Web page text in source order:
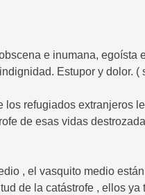
e inumana, egoísta
Estupor y dolor. (
los refugiados extranjeros
de esas vidas
, el vasquito medio
de la catástrofe , ellos ya